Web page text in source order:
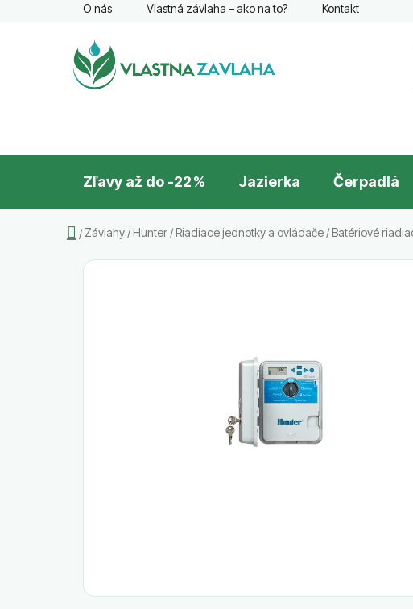
O nás Vlastná závlaha – ako na to? Kontakt
Zľavy až do -22 % Jazierka Čerpadlá
Domov
/ Závlahy / Hunter / Riadiace jednotky a ovládače / Batériové